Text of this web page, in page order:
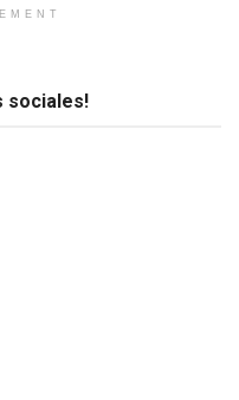
sociales!